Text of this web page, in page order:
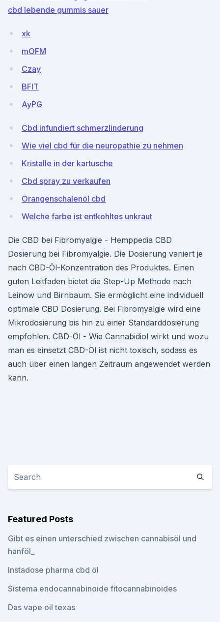
cbd lebende gummis sauer
xk
mOFM
Czay
BFlT
AyPG
Cbd infundiert schmerzlinderung
Wie viel cbd für die neuropathie zu nehmen
Kristalle in der kartusche
Cbd spray zu verkaufen
Orangenschalenöl cbd
Welche farbe ist entkohltes unkraut
Die CBD bei Fibromyalgie - Hemppedia CBD
Dosierung bei Fibromyalgie. Die Dosierung variiert je
nach CBD-Öl-Konzentration des Produktes. Einen
guten Leitfaden bietet die Step-Up Methode nach
Leinow und Birnbaum. Sie ermöglicht eine individuell
optimale CBD Dosierung. Bei Fibromyalgie wird eine
Mikrodosierung bis hin zu einer Standarddosierung
empfohlen. CBD-Öl - Wie Cannabidiol wirkt und wozu
man es einsetzt CBD-Öl ist nicht toxisch, sodass es
auch über einen langen Zeitraum angewendet werden
kann.
Featured Posts
Gibt es einen unterschied zwischen cannabisöl und
hanföl_
Instadose pharma cbd öl
Sistema endocannabinoide fitocannabinoides
Das vape oil texas